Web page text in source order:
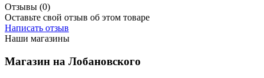
Отзывы (0)
Оставьте свой отзыв об этом товаре
Написать отзыв
Наши магазины
Магазин на Лобановского